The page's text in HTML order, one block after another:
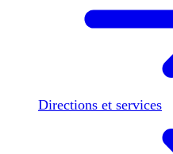
Directions et services